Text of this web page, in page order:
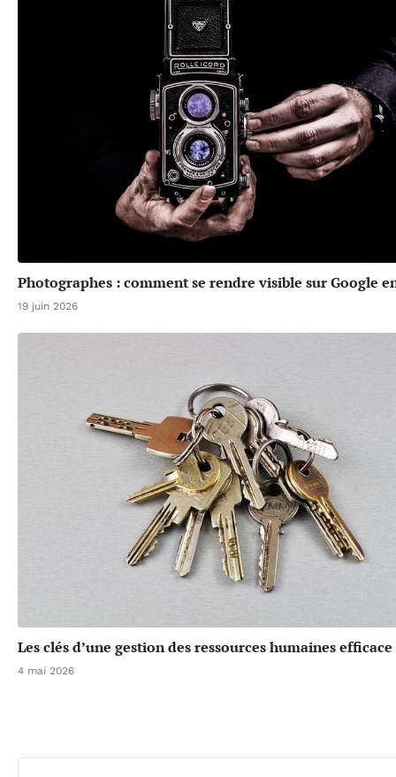
Photographes : comment se rendre visible sur Google
19 juin 2026
Les clés d’une gestion des ressources humaines efficace
4 mai 2026